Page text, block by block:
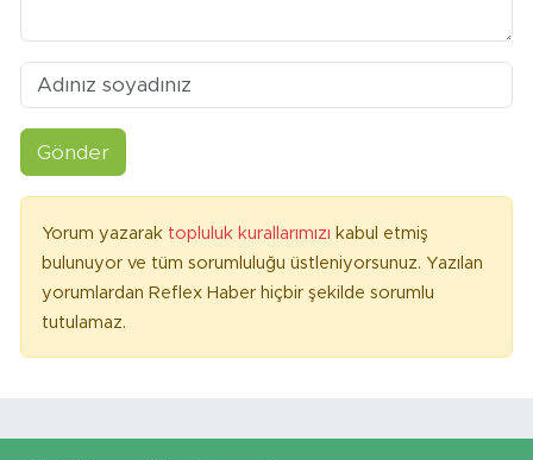
Gönder
Yorum yazarak topluluk kurallarımızı kabul etmiş
bulunuyor ve tüm sorumluluğu üstleniyorsunuz. Yazılan
yorumlardan Reflex Haber hiçbir şekilde sorumlu
tutulamaz.